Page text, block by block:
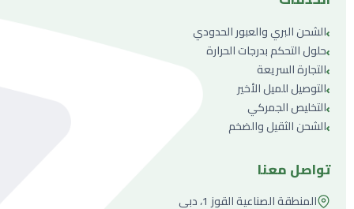
الشحن البري والعبور الحدودي
حلول التحكم بدرجات الحرارة
التجارة السريعة
التوصيل للميل الأخير
التخليص الجمركي
الشحن الثقيل والضخم
تواصل معنا
المنطقة الصناعية القوز 1، دبي